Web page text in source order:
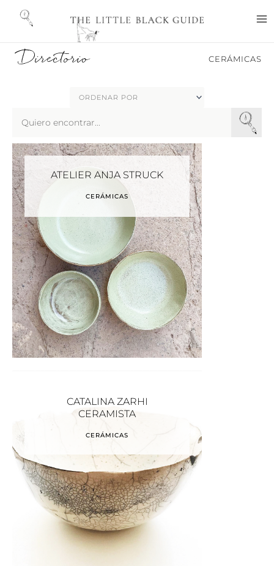
Directorio CERÁMICAS
ATELIER ANJA STRUCK
CERÁMICAS
CATALINA ZARHI
CERAMISTA
CERÁMICAS